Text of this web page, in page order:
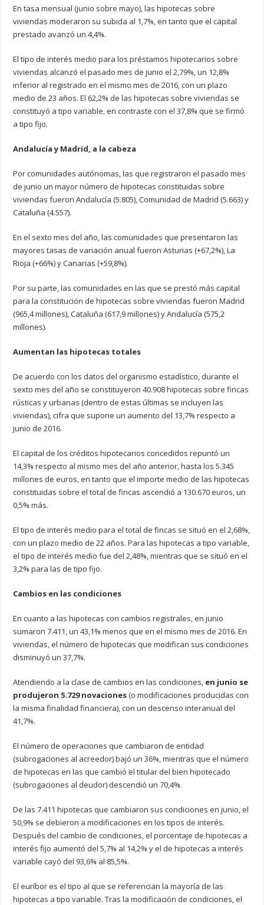
En tasa mensual (junio sobre mayo), las hipotecas sobre
viviendas moderaron su subida al 1,7%, en tanto que el capital
prestado avanzó un 4,4%.
El tipo de interés medio para los préstamos hipotecarios sobre
viviendas alcanzó el pasado mes de junio el 2,79%, un 12,8%
inferior al registrado en el mismo mes de 2016, con un plazo
medio de 23 años. El 62,2% de las hipotecas sobre viviendas se
constituyó a tipo variable, en contraste con el 37,8% que se firmó
a tipo fijo.
Andalucía y Madrid, a la cabeza
Por comunidades autónomas, las que registraron el pasado mes
de junio un mayor número de hipotecas constituidas sobre
viviendas fueron Andalucía (5.805), Comunidad de Madrid (5.663) y
Cataluña (4.557).
En el sexto mes del año, las comunidades que presentaron las
mayores tasas de variación anual fueron Asturias (+67,2%), La
Rioja (+66%) y Canarias (+59,8%).
Por su parte, las comunidades en las que se prestó más capital
para la constitución de hipotecas sobre viviendas fueron Madrid
(965,4 millones), Cataluña (617,9 millones) y Andalucía (575,2
millones).
Aumentan las hipotecas totales
De acuerdo con los datos del organismo estadístico, durante el
sexto mes del año se constituyeron 40.908 hipotecas sobre fincas
rústicas y urbanas (dentro de estas últimas se incluyen las
viviendas), cifra que supone un aumento del 13,7% respecto a
junio de 2016.
El capital de los créditos hipotecarios concedidos repuntó un
14,3% respecto al mismo mes del año anterior, hasta los 5.345
millones de euros, en tanto que el importe medio de las hipotecas
constituidas sobre el total de fincas ascendió a 130.670 euros, un
0,5% más.
El tipo de interés medio para el total de fincas se situó en el 2,68%,
con un plazo medio de 22 años. Para las hipotecas a tipo variable,
el tipo de interés medio fue del 2,48%, mientras que se situó en el
3,2% para las de tipo fijo.
Cambios en las condiciones
En cuanto a las hipotecas con cambios registrales, en junio
sumaron 7.411, un 43,1% menos que en el mismo mes de 2016. En
viviendas, el número de hipotecas que modifican sus condiciones
disminuyó un 37,7%.
Atendiendo a la clase de cambios en las condiciones, en junio se
produjeron 5.729 novaciones(o modificaciones producidas con
la misma finalidad financiera), con un descenso interanual del
41,7%.
El número de operaciones que cambiaron de entidad
(subrogaciones al acreedor) bajó un 36%, mientras que el número
de hipotecas en las que cambió el titular del bien hipotecado
(subrogaciones al deudor) descendió un 70,4%.
De las 7.411 hipotecas que cambiaron sus condiciones en junio, el
50,9% se debieron a modificaciones en los tipos de interés.
Después del cambio de condiciones, el porcentaje de hipotecas a
interés fijo aumentó del 5,7% al 14,2% y el de hipotecas a interés
variable cayó del 93,6% al 85,5%.
El euríbor es el tipo al que se referencian la mayoría de las
hipotecas a tipo variable. Tras la modificación de condiciones, el